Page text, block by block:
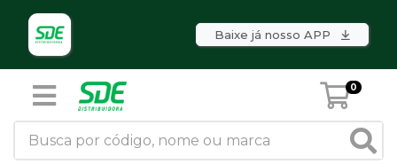
Baixe já nosso APP
0